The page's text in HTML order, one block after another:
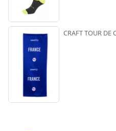
CRAFT TOUR DE